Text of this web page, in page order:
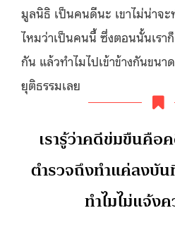
มูลนิธิ เป็นคนดีนะ เขาไม่น่าจ
ไหมว่าเป็นคนนี้ ซึ่งตอนนั้นเรา
กัน แล้วทำไมไปเข้าข้างกันขนา
ยุติธรรมเลย
เรารู้ว่าคดีข่มขืนคือ
ตำรวจถึงทำแค่ลงบัน
ทำไมไม่แจ้งค